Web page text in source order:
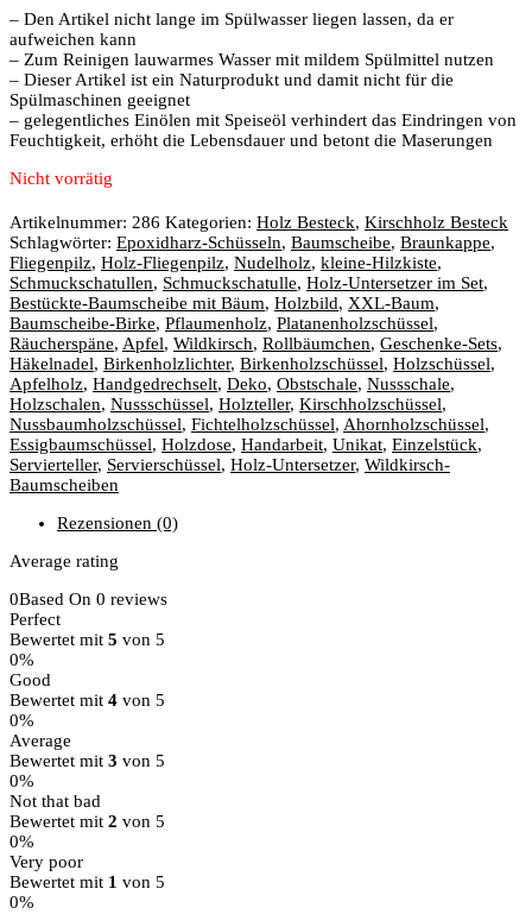
– Den Artikel nicht lange im Spülwasser liegen lassen, da er
aufweichen kann
– Zum Reinigen lauwarmes Wasser mit mildem Spülmittel nutzen
– Dieser Artikel ist ein Naturprodukt und damit nicht für die
Spülmaschinen geeignet
– gelegentliches Einölen mit Speiseöl verhindert das Eindringen von
Feuchtigkeit, erhöht die Lebensdauer und betont die Maserungen
Nicht vorrätig
Artikelnummer: 286 Kategorien: Holz Besteck, Kirschholz Besteck
Schlagwörter: Epoxidharz-Schüsseln, Baumscheibe, Braunkappe,
Fliegenpilz, Holz-Fliegenpilz, Nudelholz, kleine-Hilzkiste,
Schmuckschatullen, Schmuckschatulle, Holz-Untersetzer im Set,
Bestückte-Baumscheibe mit Bäum, Holzbild, XXL-Baum,
Baumscheibe-Birke, Pflaumenholz, Platanenholzschüssel,
Räucherspäne, Apfel, Wildkirsch, Rollbäumchen, Geschenke-Sets,
Häkelnadel, Birkenholzlichter, Birkenholzschüssel, Holzschüssel,
Apfelholz, Handgedrechselt, Deko, Obstschale, Nussschale,
Holzschalen, Nussschüssel, Holzteller, Kirschholzschüssel,
Nussbaumholzschüssel, Fichtelholzschüssel, Ahornholzschüssel,
Essigbaumschüssel, Holzdose, Handarbeit, Unikat, Einzelstück,
Servierteller, Servierschüssel, Holz-Untersetzer, Wildkirsch-
Baumscheiben
Rezensionen (0)
Average rating
0Based On 0 reviews
Perfect
Bewertet mit 5 von 5
0%
Good
Bewertet mit 4 von 5
0%
Average
Bewertet mit 3 von 5
0%
Not that bad
Bewertet mit 2 von 5
0%
Very poor
Bewertet mit 1 von 5
0%